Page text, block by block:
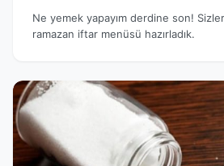
Ne yemek yapayım derdine son!
ramazan iftar menüsü hazırladık.